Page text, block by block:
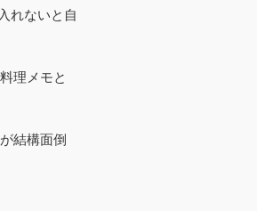
れないと自
理メモと
結構面倒